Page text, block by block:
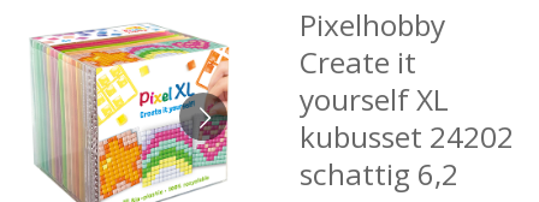
Pixelhobby
Create it
yourself XL
kubusset 24202
schattig 6,2